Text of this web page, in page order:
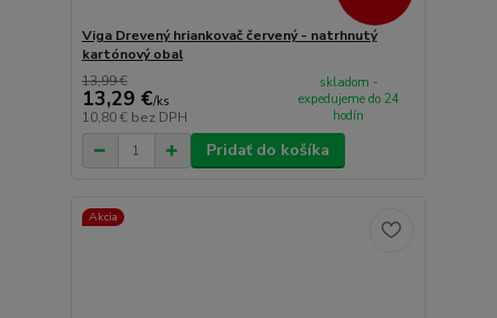
Viga Drevený hriankovač červený - natrhnutý
kartónový obal
13,99 €
13,29 €/ks
10,80 € bez DPH
skladom -
expedujeme do 24
hodín
Pridať do košíka
Akcia